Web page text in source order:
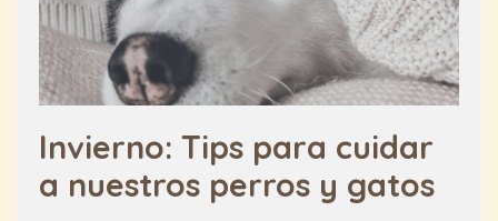
Invierno: Tips para cuidar
a nuestros perros y gatos